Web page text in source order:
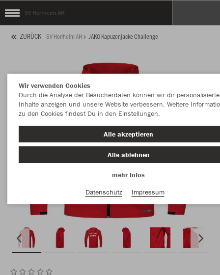
SV Horrheim AH
ZURÜCK SV Horrheim AH JAKO Kapuzenjacke Challenge
Wir verwenden Cookies
Durch die Analyse der Besucherdaten können wir dir personalisierte
Inhalte anzeigen und unsere Website verbessern. Weitere
zu den Cookies findest Du in den Einstellungen.
Alle akzeptieren
Alle ablehnen
mehr Infos
Datenschutz
Impressum